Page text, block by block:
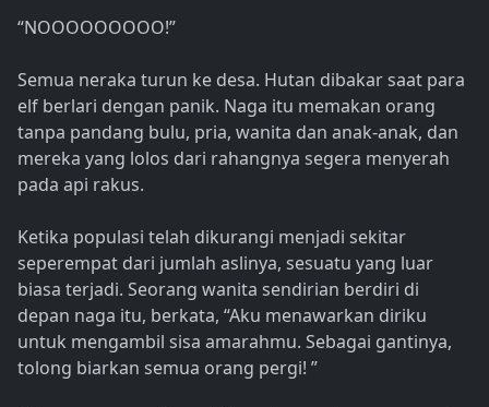
“NOOOOOOOOO!”
Semua neraka turun ke desa. Hutan dibakar saat para
elf berlari dengan panik. Naga itu memakan orang
tanpa pandang bulu, pria, wanita dan anak-anak, dan
mereka yang lolos dari rahangnya segera menyerah
pada api rakus.
Ketika populasi telah dikurangi menjadi sekitar
seperempat dari jumlah aslinya, sesuatu yang luar
biasa terjadi. Seorang wanita sendirian berdiri di
depan naga itu, berkata, “Aku menawarkan diriku
untuk mengambil sisa amarahmu. Sebagai gantinya,
tolong biarkan semua orang pergi! ”